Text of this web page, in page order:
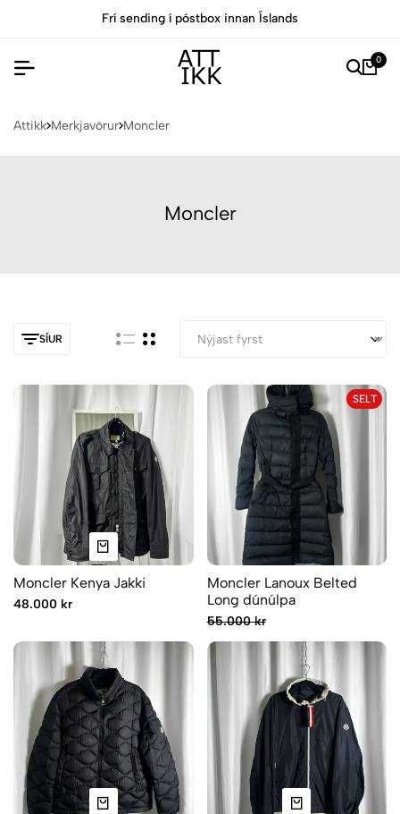
Frí sending í póstbox innan Íslands
0
Attikk Merkjavörur Moncler
Moncler
SÍUR
Moncler Kenya Jakki
48.000 kr
SELT
Moncler Lanoux Belted
Long dúnúlpa
55.000 kr